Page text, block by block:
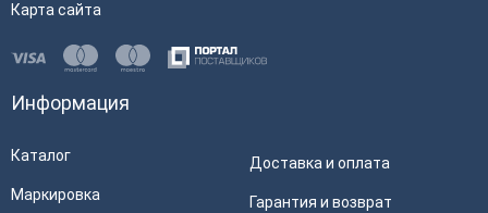
Карта сайта
Информация
Каталог
Маркировка
Доставка и оплата
Гарантия и возврат